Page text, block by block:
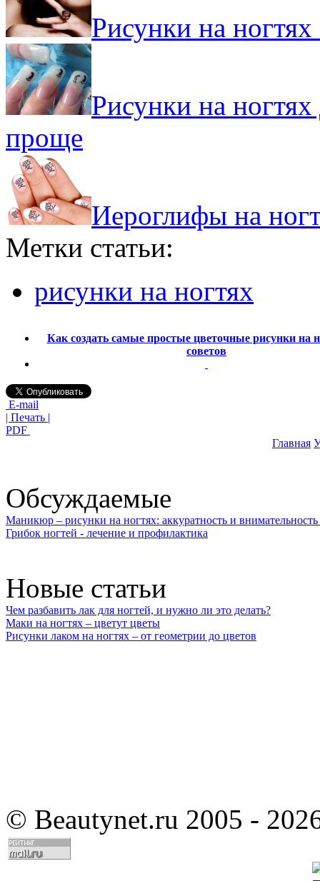
Рисунки на
Рисунки на
проще
Иероглифы на
Метки статьи:
рисунки на ногтях
Как создать самые простые цветочные рисунки на
советов
E-mail
| Печать |
PDF
Главная
Обсуждаемые
Маникюр – рисунки на ногтях: аккуратность и
Грибок ногтей - лечение и профилактика
Новые статьи
Чем разбавить лак для ногтей, и нужно ли это делать?
Маки на ногтях – цветут цветы
Рисунки лаком на ногтях – от геометрии до цветов
© Beautynet.ru 2005 -